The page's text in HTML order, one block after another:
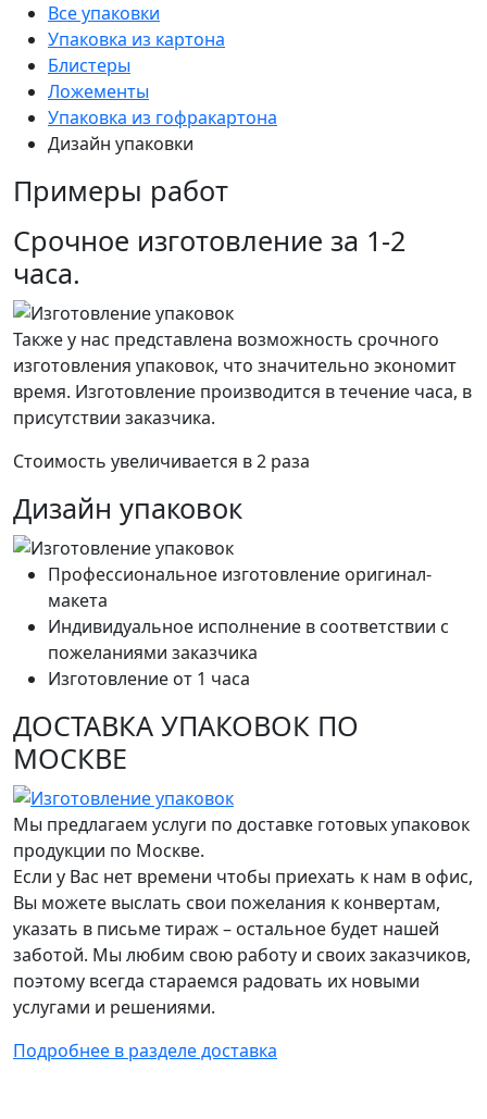
Все упаковки
Упаковка из картона
Блистеры
Ложементы
Упаковка из гофракартона
Дизайн упаковки
Примеры работ
Срочное изготовление за 1-2
часа.
Также у нас представлена возможность срочного
изготовления упаковок, что значительно экономит
время. Изготовление производится в течение часа, в
присутствии заказчика.
Стоимость увеличивается в 2 раза
Дизайн упаковок
Профессиональное изготовление оригинал-
макета
Индивидуальное исполнение в соответствии с
пожеланиями заказчика
Изготовление от 1 часа
ДОСТАВКА УПАКОВОК ПО
МОСКВЕ
Мы предлагаем услуги по доставке готовых упаковок
продукции по Москве.
Если у Вас нет времени чтобы приехать к нам в офис,
Вы можете выслать свои пожелания к конвертам,
указать в письме тираж – остальное будет нашей
заботой. Мы любим свою работу и своих заказчиков,
поэтому всегда стараемся радовать их новыми
услугами и решениями.
Подробнее в разделе доставка